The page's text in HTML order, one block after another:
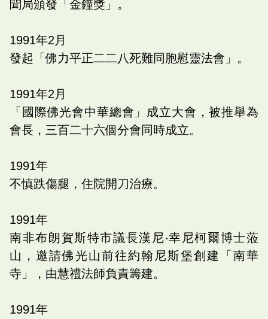
聞局頒發「金鐘獎」。
1991年2 月
發起「佛力平正二二八死難同胞慰靈法會」。
1991年2 月
「國際佛光會中華總會」成立大會，被推舉為
會長，三百二十六個分會同時成立。
1991年
不慎跌傷腿，住院開刀治療。
1991年
南非布朗賀斯特市議長漢尼‧幸尼柯爾博士蒞
山，邀請佛光山前往約翰尼斯堡創建「南華
寺」，由慧禮法師負責籌建。
1991年